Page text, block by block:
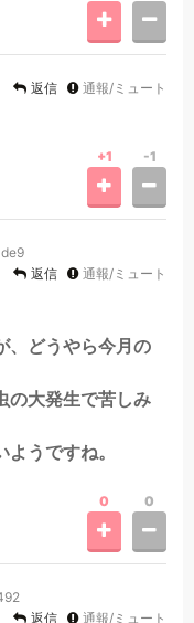
返信 通報/ミュート
+1 -1
返信
通報/ミュート
、どうやら今月の
の大発生で苦しみ
うですね。
0 0
返信
通報/ミュート